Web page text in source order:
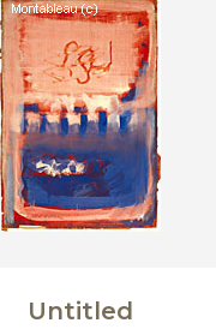
Untitled